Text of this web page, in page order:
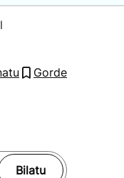
Azken berriak
Gorde
Bilatu